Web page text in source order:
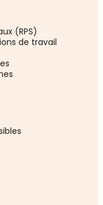
(RPS)
de travail